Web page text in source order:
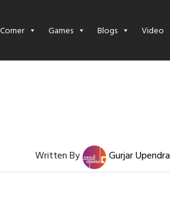
Games Blogs Video
Written By Gurjar Upendra